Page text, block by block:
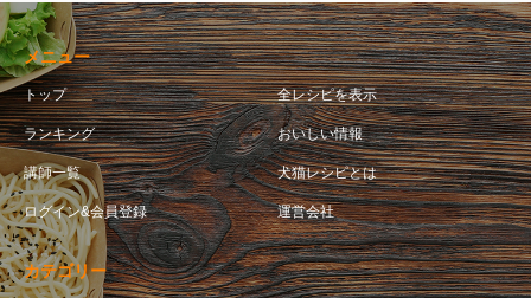
メニュー
トップ 全レシピを表示
ランキング おいしい情報
講師一覧 犬猫レシピとは
ログイン&会員登録 運営会社
カテゴリー